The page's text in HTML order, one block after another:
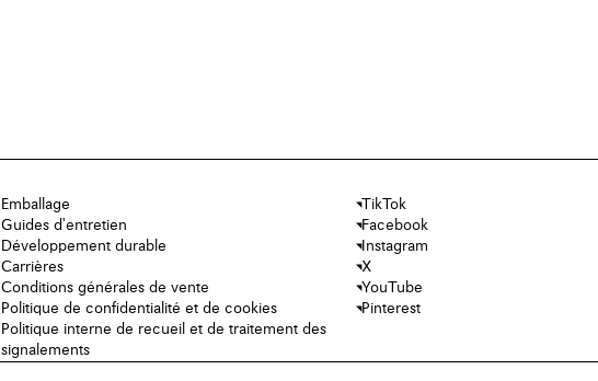
Emballage
Guides d'entretien
Développement durable
Carrières
Conditions générales de vente
Politique de confidentialité et de cookies
Politique interne de recueil et de traitement des
signalements
TikTok
Facebook
Instagram
X
YouTube
Pinterest